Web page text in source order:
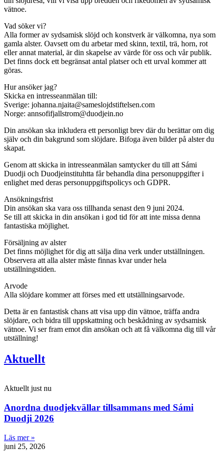
vätnoe.
Vad söker vi?
Alla former av sydsamisk slöjd och konstverk är välkomna, nya som
gamla alster. Oavsett om du arbetar med skinn, textil, trä, horn, rot
eller annat material, är din skapelse av värde för oss och vår publik.
Det finns dock ett begränsat antal platser och ett urval kommer att
göras.
Hur ansöker jag?
Skicka en intresseanmälan till:
Sverige: johanna.njaita@sameslojdstiftelsen.com
Norge: annsofifjallstrom@duodjein.no
Din ansökan ska inkludera ett personligt brev där du berättar om dig
själv och din bakgrund som slöjdare. Bifoga även bilder på alster du
skapat.
Genom att skicka in intresseanmälan samtycker du till att Sámi
Duodji och Duodjeinstituhtta får behandla dina personuppgifter i
enlighet med deras personuppgiftspolicys och GDPR.
Ansökningsfrist
Din ansökan ska vara oss tillhanda senast den 9 juni 2024.
Se till att skicka in din ansökan i god tid för att inte missa denna
fantastiska möjlighet.
Försäljning av alster
Det finns möjlighet för dig att sälja dina verk under utställningen.
Observera att alla alster måste finnas kvar under hela
utställningstiden.
Arvode
Alla slöjdare kommer att förses med ett utställningsarvode.
Detta är en fantastisk chans att visa upp din vätnoe, träffa andra
slöjdare, och bidra till uppskattning och beskådning av sydsamisk
vätnoe. Vi ser fram emot din ansökan och att få välkomna dig till vår
utställning!
Aktuellt
Aktuellt just nu
Anordna duodjekvällar tillsammans med Sámi
Duodji 2026
Läs mer »
juni 25, 2026